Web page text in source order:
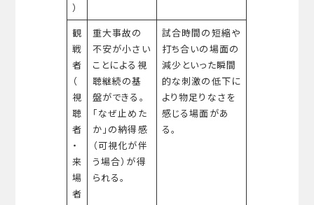
）
観
戦
者
（
視
聴
者
・
来
場
者
重大事故の
不安が小さい
ことによる視
聴継続の基
盤ができる。
「なぜ止めた
か」の納得感
（可視化が伴
う場合）が得
られる。
試合時間の短縮や
打ち合いの場面の
減少といった瞬間
的な刺激の低下に
より物足りなさを
感じる場面があ
る。